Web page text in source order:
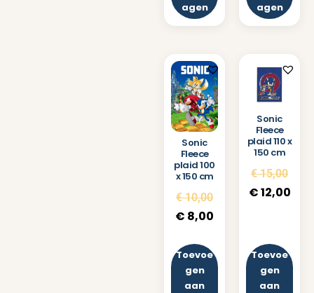
agen
agen
Sonic
Fleece
plaid 100
x 150 cm
€10,00
€ 8,00
Toevoe
gen
aan
Sonic
Fleece
plaid 110 x
150 cm
€15,00
€12,00
Toevoe
gen
aan